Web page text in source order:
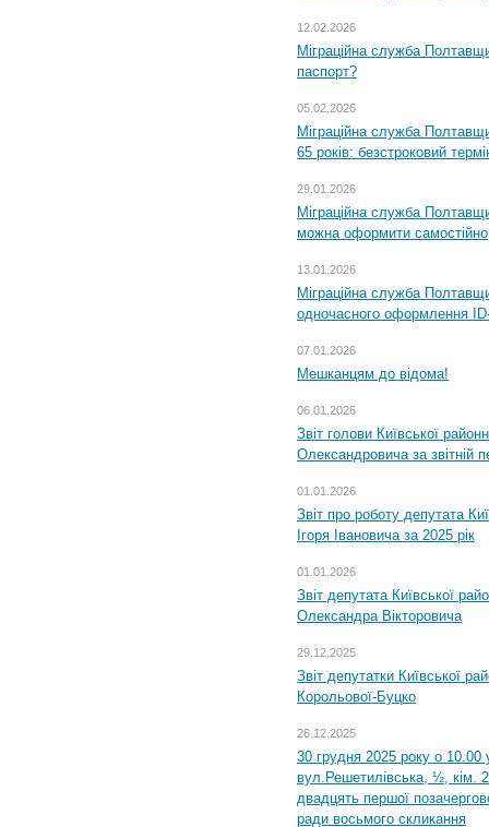
12.02.2026
Міграційна служба
паспорт?
05.02.2026
Міграційна служба
65 років: безстроковий
29.01.2026
Міграційна служба
можна оформити самостійно
13.01.2026
Міграційна служба
одночасного оформлення
07.01.2026
Мешканцям до відома!
06.01.2026
Звіт голови Київської
Олександровича за звітній
01.01.2026
Звіт про роботу депутата
Ігоря Івановича за 2025 рік
01.01.2026
Звіт депутата Київської
Олександра Вікторовича
29.12.2025
Звіт депутатки Київської
Корольової-Буцко
26.12.2025
30 грудня 2025 року о 10.00
вул.Решетилівська, ½, кім.
двадцять першої
ради восьмого скликання